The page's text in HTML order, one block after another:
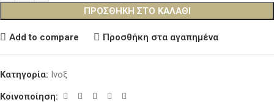
ΠΡΟΣΘΉΚΗ ΣΤΟ ΚΑΛΆΘΙ
Add to compare Προσθήκη στα αγαπημένα
Κατηγορία: Ινοξ
Κοινοποίηση: